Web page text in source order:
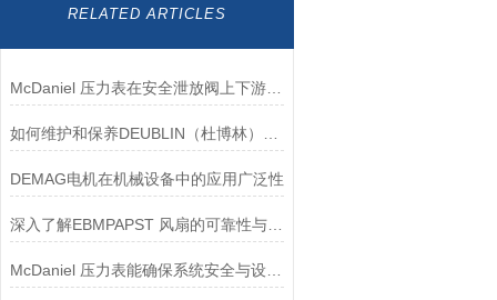
RELATED ARTICLES
McDaniel 压力表在安全泄放阀上下游压力监测中的应用
DEMAG电机在机械设备中的应用广泛性
深入了解EBMPAPST 风扇的可靠性与耐用性
McDaniel 压力表能确保系统安全与设备寿命延长